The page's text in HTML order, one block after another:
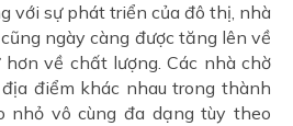
với sự phát triển của đô thị, nhà
ngày càng được tăng lên về
về chất lượng. Các nhà chờ
điểm khác nhau trong thành
nhỏ vô cùng đa dạng tùy theo